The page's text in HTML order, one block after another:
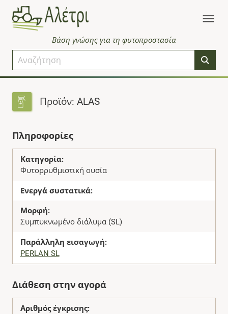
Βάση γνώσης για τη φυτοπροστασία
Προϊόν: ALAS
Πληροφορίες
Κατηγορία:
Φυτορρυθμιστική ουσία
Ενεργά συστατικά:
Μορφή:
Συμπυκνωμένο διάλυμα (SL)
Παράλληλη εισαγωγή:
PERLAN SL
Διάθεση στην αγορά
Αριθμός έγκρισης: